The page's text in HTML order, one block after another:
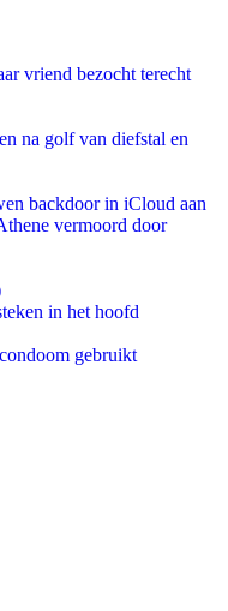
vriend bezocht terecht
na golf van diefstal en
backdoor in iCloud aan
vermoord door
in het hoofd
gebruikt